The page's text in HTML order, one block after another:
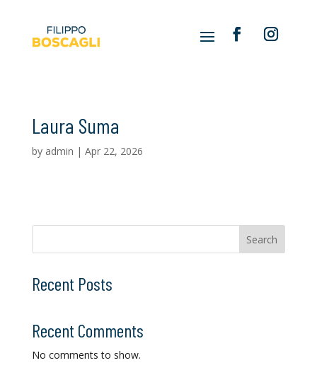
Laura Suma
by admin | Apr 22, 2026
Search
Recent Posts
Recent Comments
No comments to show.